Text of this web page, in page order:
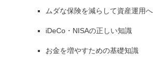
ムダな保険を減らして資産運用へ
iDeCo・NISAの正しい知識
お金を増やすための基礎知識